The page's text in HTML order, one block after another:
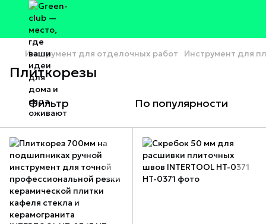
Инструмент для отделочных работ Инструмент для
Плиткорезы
Фильтр По популярности